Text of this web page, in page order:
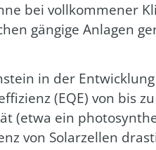
bei voll­kom­me­ner
gän­gi­ge Anla­gen
in der
(EQE) von bis
(etwa ein
von Solar­zel­len